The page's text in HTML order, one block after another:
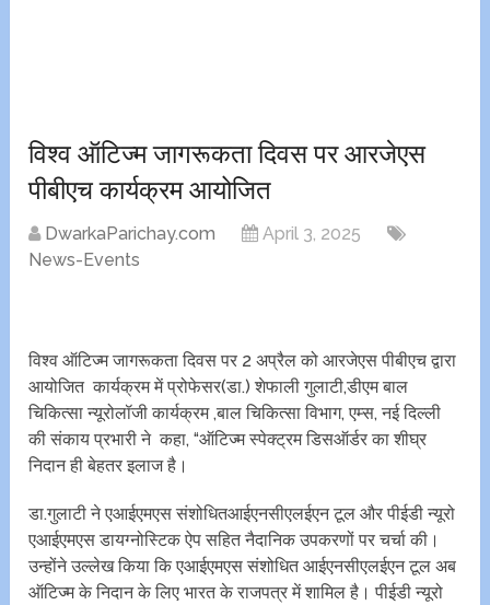
विश्व ऑटिज्म जागरूकता दिवस पर आरजेएस
पीबीएच कार्यक्रम आयोजित
DwarkaParichay.com
April 3, 2025
News-Events
विश्व ऑटिज्म जागरूकता दिवस पर 2 अप्रैल को आरजेएस पीबीएच द्वारा
आयोजित कार्यक्रम में प्रोफेसर(डा.) शेफाली गुलाटी,डीएम बाल
चिकित्सा न्यूरोलॉजी कार्यक्रम ,बाल चिकित्सा विभाग, एम्स, नई दिल्ली
की संकाय प्रभारी ने कहा, “ऑटिज्म स्पेक्ट्रम डिसऑर्डर का शीघ्र
निदान ही बेहतर इलाज है।
डा.गुलाटी ने एआईएमएस संशोधितआईएनसीएलईएन टूल और पीईडी न्यूरो
एआईएमएस डायग्नोस्टिक ऐप सहित नैदानिक उपकरणों पर चर्चा की।
उन्होंने उल्लेख किया कि एआईएमएस संशोधित आईएनसीएलईएन टूल अब
ऑटिज्म के निदान के लिए भारत के राजपत्र में शामिल है। पीईडी न्यूरो